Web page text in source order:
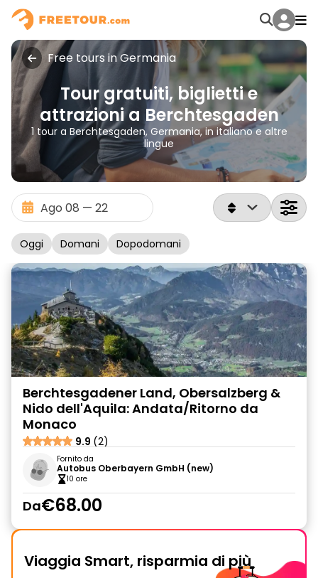
Free tours in Germania
Tour gratuiti, biglietti e
attrazioni a Berchtesgaden
1 tour a Berchtesgaden, Germania, in italiano e altre
lingue
Oggi Domani Dopodomani
Berchtesgadener Land, Obersalzberg &
Nido dell'Aquila: Andata/Ritorno da
Monaco
9.9 (2)
Fornito da
Autobus Oberbayern GmbH (new)
10 ore
Da€68.00
Viaggia Smart, risparmia di più